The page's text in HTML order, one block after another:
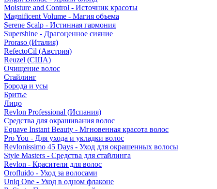
Moisture and Control - Источник красоты
Magnificent Volume - Магия объема
Serene Scalp - Истинная гармония
Supershine - Драгоценное сияние
Proraso (Италия)
RefectoCil (Австрия)
Reuzel (США)
Очищение волос
Стайлинг
Борода и усы
Бритье
Лицо
Revlon Professional (Испания)
Средства для окрашивания волос
Equave Instant Beauty - Мгновенная красота волос
Pro You - Для ухода и укладки волос
Revlonissimo 45 Days - Уход для окрашенных волосы
Style Masters - Средства для стайлинга
Revlon - Красители для волос
Orofluido - Уход за волосами
Uniq One - Уход в одном флаконе